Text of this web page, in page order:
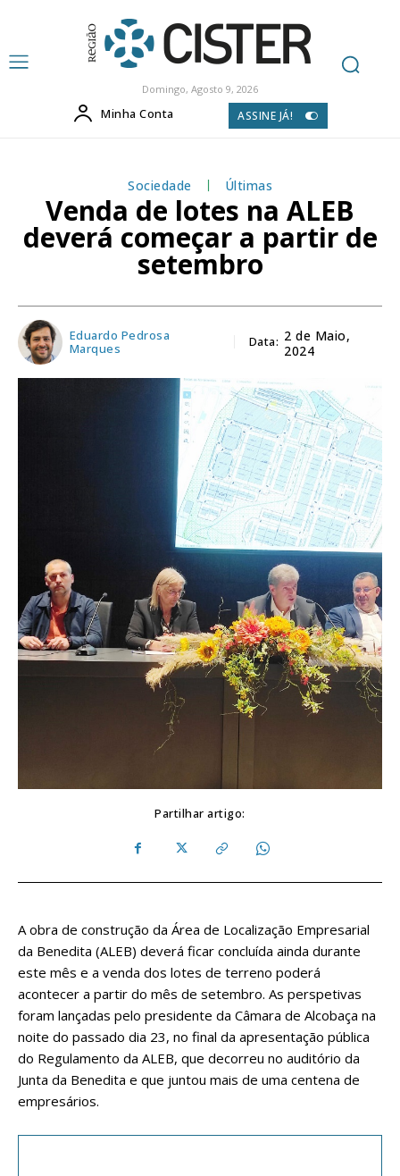
Domingo, Agosto 9, 2026
Minha Conta ASSINE JÁ!
Sociedade Últimas
Venda de lotes na ALEB
deverá começar a partir de
setembro
Eduardo Pedrosa
Marques
Data: 2 de Maio,
2024
Partilhar artigo:
A obra de construção da Área de Localização Empresarial
da Benedita (ALEB) deverá ficar concluída ainda durante
este mês e a venda dos lotes de terreno poderá
acontecer a partir do mês de setembro. As perspetivas
foram lançadas pelo presidente da Câmara de Alcobaça na
noite do passado dia 23, no final da apresentação pública
do Regulamento da ALEB, que decorreu no auditório da
Junta da Benedita e que juntou mais de uma centena de
empresários.